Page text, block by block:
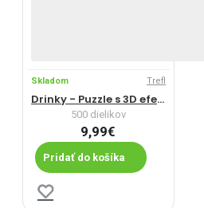
Skladom Trefl
Drinky - Puzzle s 3D efektom
500 dielikov
9,99€
Pridať do košíka